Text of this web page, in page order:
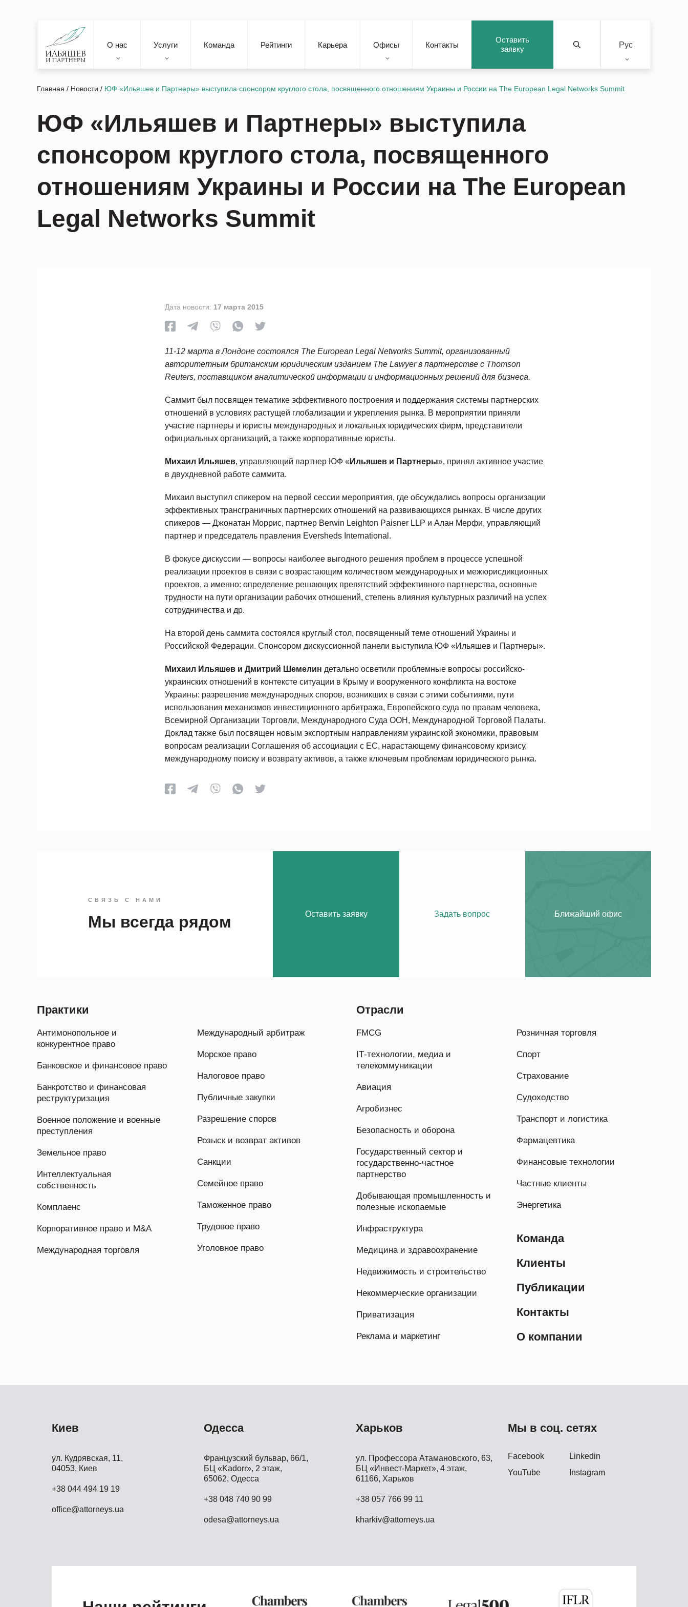
Оставить
заявку
Рус
О нас Услуги Команда Рейтинги Карьера Офисы Контакты
Главная / Новости / ЮФ «Ильяшев и Партнеры» выступила спонсором круглого стола, посвященного отношениям Украины и России на The European Legal Networks Summit
ЮФ «Ильяшев и Партнеры» выступила
спонсором круглого стола, посвященного
отношениям Украины и России на The European
Legal Networks Summit
Дата новости: 17 марта 2015
11-12 марта в Лондоне состоялся The European Legal Networks Summit, организованный
авторитетным британским юридическим изданием The Lawyer в партнерстве с Thomson
Reuters, поставщиком аналитической информации и информационных решений для бизнеса.
Саммит был посвящен тематике эффективного построения и поддержания системы партнерских
отношений в условиях растущей глобализации и укрепления рынка. В мероприятии приняли
участие партнеры и юристы международных и локальных юридических фирм, представители
официальных организаций, а также корпоративные юристы.
Михаил Ильяшев, управляющий партнер ЮФ « Ильяшев и Партнеры», принял активное участие
в двухдневной работе саммита.
Михаил выступил спикером на первой сессии мероприятия, где обсуждались вопросы организации
эффективных трансграничных партнерских отношений на развивающихся рынках. В числе других
спикеров — Джонатан Моррис, партнер Berwin Leighton Paisner LLP и Алан Мерфи, управляющий
партнер и председатель правления Eversheds International.
В фокусе дискуссии — вопросы наиболее выгодного решения проблем в процессе успешной
реализации проектов в связи с возрастающим количеством международных и межюрисдикционных
проектов, а именно: определение решающих препятствий эффективного партнерства, основные
трудности на пути организации рабочих отношений, степень влияния культурных различий на успех
сотрудничества и др.
На второй день саммита состоялся круглый стол, посвященный теме отношений Украины и
Российской Федерации. Спонсором дискуссионной панели выступила ЮФ «Ильяшев и Партнеры».
Михаил Ильяшев и Дмитрий Шемелин детально осветили проблемные вопросы российско-
украинских отношений в контексте ситуации в Крыму и вооруженного конфликта на востоке
Украины: разрешение международных споров, возникших в связи с этими событиями, пути
использования механизмов инвестиционного арбитража, Европейского суда по правам человека,
Всемирной Организации Торговли, Международного Суда ООН, Международной Торговой Палаты.
Доклад также был посвящен новым экспортным направлениям украинской экономики, правовым
вопросам реализации Соглашения об ассоциации с ЕС, нарастающему финансовому кризису,
международному поиску и возврату активов, а также ключевым проблемам юридического рынка.
СВЯЗЬ С НАМИ
Мы всегда рядом Оставить заявку Задать вопрос Ближайший офис
Практики
Антимонопольное и
конкурентное право
Банковское и финансовое право
Банкротство и финансовая
реструктуризация
Военное положение и военные
преступления
Земельное право
Интеллектуальная
собственность
Комплаенс
Корпоративное право и M&A
Международная торговля
Международный арбитраж
Морское право
Налоговое право
Публичные закупки
Разрешение споров
Розыск и возврат активов
Санкции
Семейное право
Таможенное право
Трудовое право
Уголовное право
Отрасли
FMCG
IТ-технологии, медиа и
телекоммуникации
Авиация
Агробизнес
Безопасность и оборона
Государственный сектор и
государственно-частное
партнерство
Добывающая промышленность и
полезные ископаемые
Инфраструктура
Медицина и здравоохранение
Недвижимость и строительство
Некоммерческие организации
Приватизация
Реклама и маркетинг
Розничная торговля
Спорт
Страхование
Судоходство
Транспорт и логистика
Фармацевтика
Финансовые технологии
Частные клиенты
Энергетика
Команда
Клиенты
Публикации
Контакты
О компании
Киев
ул. Кудрявская, 11,
04053, Киев
+38 044 494 19 19
office@attorneys.ua
Одесса
Французский бульвар, 66/1,
БЦ «Kadorr», 2 этаж,
65062, Одесса
+38 048 740 90 99
odesa@attorneys.ua
Харьков
ул. Профессора Атамановского, 63,
БЦ «Инвест-Маркет», 4 этаж,
61166, Харьков
+38 057 766 99 11
kharkiv@attorneys.ua
Мы в соц. сетях
Facebook
Linkedin
YouTube
Instagram